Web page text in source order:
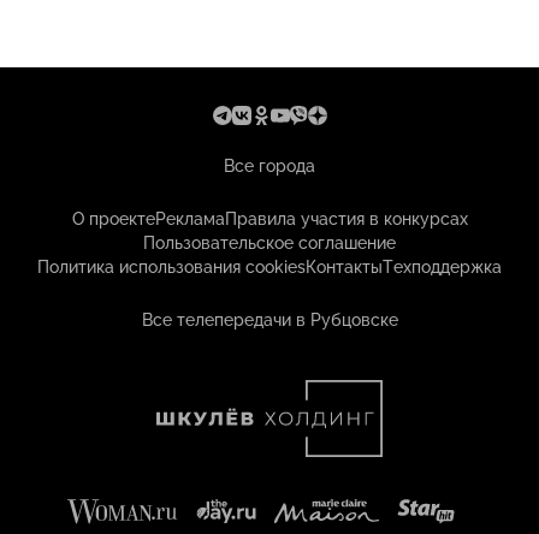
Все города
О проектеРекламаПравила участия в конкурсах
Пользовательское соглашение
Политика использования cookiesКонтактыТехподдержка
Все телепередачи в Рубцовске